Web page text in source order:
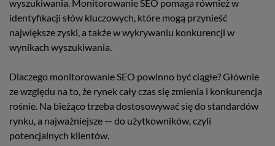
wyszukiwania. Monitorowanie SEO pomaga również w
identyfikacji słów kluczowych, które mogą przynieść
największe zyski, a także w wykrywaniu konkurencji w
wynikach wyszukiwania.
Dlaczego monitorowanie SEO powinno być ciągłe? Głównie
ze względu na to, że rynek cały czas się zmienia i konkurencja
rośnie. Na bieżąco trzeba dostosowywać się do standardów
rynku, a najważniejsze — do użytkowników, czyli
potencjalnych klientów.